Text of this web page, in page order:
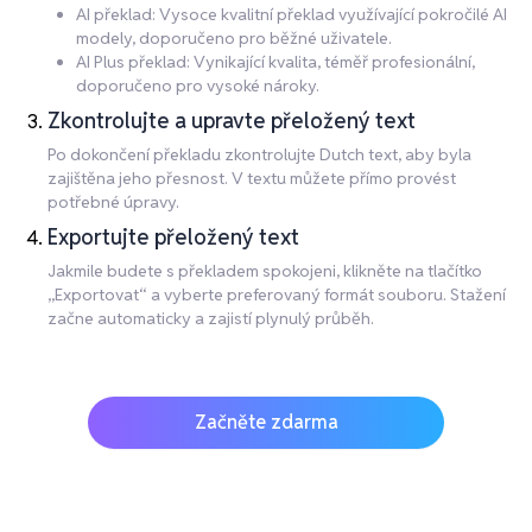
AI překlad: Vysoce kvalitní překlad využívající pokročilé AI
modely, doporučeno pro běžné uživatele.
AI Plus překlad: Vynikající kvalita, téměř profesionální,
doporučeno pro vysoké nároky.
Zkontrolujte a upravte přeložený text
Po dokončení překladu zkontrolujte Dutch text, aby byla
zajištěna jeho přesnost. V textu můžete přímo provést
potřebné úpravy.
Exportujte přeložený text
Jakmile budete s překladem spokojeni, klikněte na tlačítko
„Exportovat“ a vyberte preferovaný formát souboru. Stažení
začne automaticky a zajistí plynulý průběh.
Začněte zdarma